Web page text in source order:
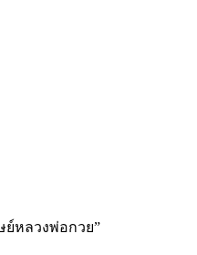
หลวงพ่อกวย”